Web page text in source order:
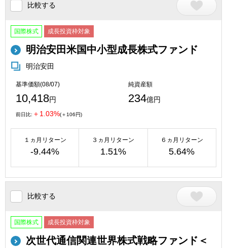
比較する
国際株式 成長投資枠対象
明治安田米国中小型成長株式ファンド
明治安田
基準価額(08/07)
10,418円
純資産額
234億円
前日比: ＋1.03%(＋106円)
１ヵ月リターン
-9.44%
３ヵ月リターン
1.51%
６ヵ月リターン
5.64%
比較する
国際株式 成長投資枠対象
次世代通信関連世界株式戦略ファンド＜